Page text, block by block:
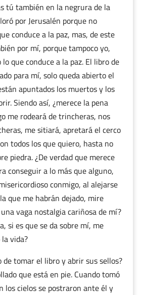
tú también en la negrura de la
por Jerusalén porque no
conduce a la paz, mas, de este
por mí, porque tampoco yo,
que conduce a la paz. El libro de
para mí, solo queda abierto el
apuntados los muertos y los
Siendo así, ¿merece la pena
me rodeará de trincheras, nos
me sitiará, apretará el cerco
todos los que quiero, hasta no
piedra. ¿De verdad que merece
conseguir a lo más que alguno,
conmigo, al alejarse
que me habrán dejado, mire
vaga nostalgia cariñosa de mí?
si es que se da sobre mí, me
vida?
de tomar el libro y abrir sus sellos?
que está en pie. Cuando tomó
los cielos se postraron ante él y